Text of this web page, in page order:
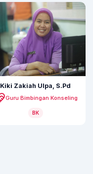
Kiki Zakiah Ulpa, S.Pd
Guru Bimbingan Konseling
BK